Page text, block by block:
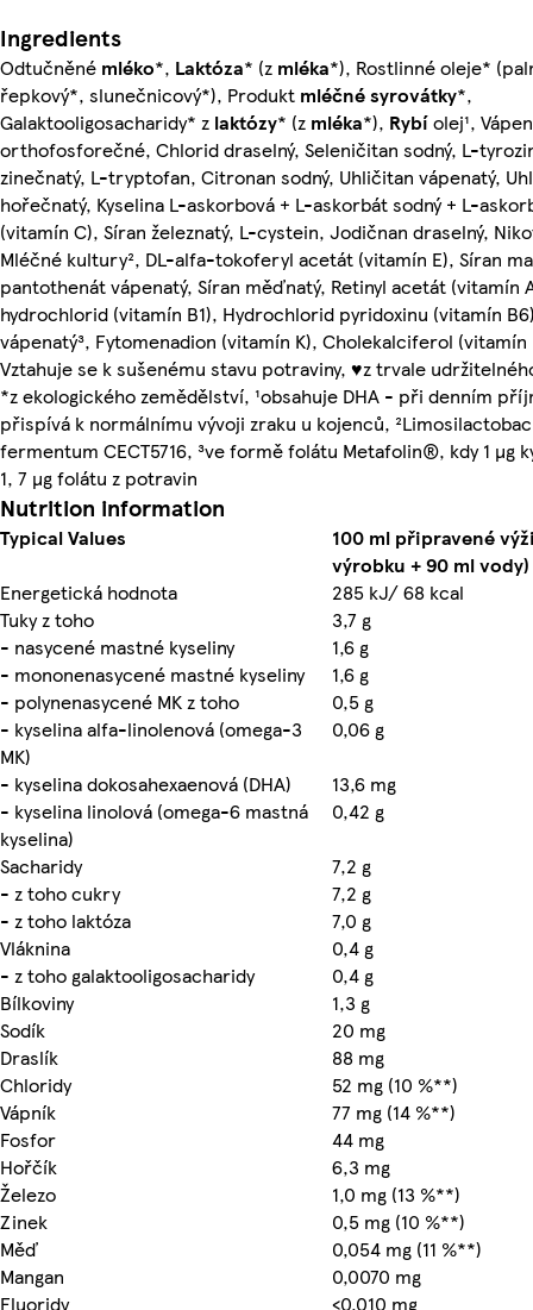
Ingredients
Odtučněné mléko*, Laktóza* (z mléka*), Rostlinné oleje*
řepkový*, slunečnicový*), Produkt mléčnésyrovátky*,
Galaktooligosacharidy* z laktózy* (z mléka*), Rybíolej¹,
orthofosforečné, Chlorid draselný, Seleničitan sodný, L-
zinečnatý, L-tryptofan, Citronan sodný, Uhličitan vápenatý,
hořečnatý, Kyselina L-askorbová + L-askorbát sodný + L-
(vitamín C), Síran železnatý, L-cystein, Jodičnan draselný,
Mléčné kultury², DL-alfa-tokoferyl acetát (vitamín E), Síran
pantothenát vápenatý, Síran měďnatý, Retinyl acetát (vitamín
hydrochlorid (vitamín B1), Hydrochlorid pyridoxinu (vitamín
vápenatý³, Fytomenadion (vitamín K), Cholekalciferol
Vztahuje se k sušenému stavu potraviny, ♥z trvale
*z ekologického zemědělství, ¹obsahuje DHA - při denním
přispívá k normálnímu vývoji zraku u kojenců,
fermentum CECT5716, ³ve formě folátu Metafolin®, kdy 1 µg
1, 7 µg folátu z potravin
Nutrition information
Typical Values
100 ml připravené
výrobku + 90 ml vody)
Energetická hodnota
285 kJ/ 68 kcal
Tuky z toho
3,7 g
- nasycené mastné kyseliny
1,6 g
- mononenasycené mastné kyseliny
1,6 g
- polynenasycené MK z toho
0,5 g
- kyselina alfa-linolenová (omega-3
MK)
0,06 g
- kyselina dokosahexaenová (DHA)
13,6 mg
- kyselina linolová (omega-6 mastná
kyselina)
0,42 g
Sacharidy
7,2 g
- z toho cukry
7,2 g
- z toho laktóza
7,0 g
Vláknina
0,4 g
- z toho galaktooligosacharidy
0,4 g
Bílkoviny
1,3 g
Sodík
20 mg
Draslík
88 mg
Chloridy
52 mg (10 %**)
Vápník
77 mg (14 %**)
Fosfor
44 mg
Hořčík
6,3 mg
Železo
1,0 mg (13 %**)
Zinek
0,5 mg (10 %**)
Měď
0,054 mg (11 %**)
Mangan
0,0070 mg
Fluoridy
<0,010 mg